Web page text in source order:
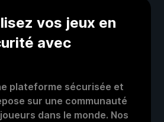
vos jeux en
avec
plateforme sécurisée et
sur une communauté
dans le monde. Nos